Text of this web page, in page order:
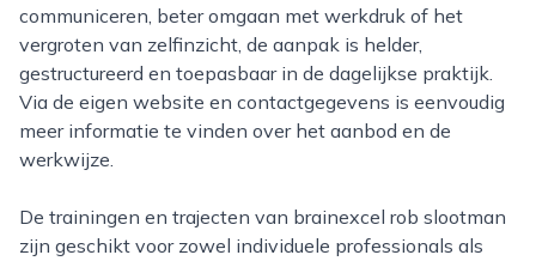
communiceren, beter omgaan met werkdruk of het
vergroten van zelfinzicht, de aanpak is helder,
gestructureerd en toepasbaar in de dagelijkse praktijk.
Via de eigen website en contactgegevens is eenvoudig
meer informatie te vinden over het aanbod en de
werkwijze.
De trainingen en trajecten van brainexcel rob slootman
zijn geschikt voor zowel individuele professionals als